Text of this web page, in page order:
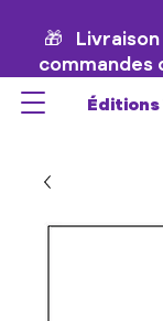
🎁
commandes